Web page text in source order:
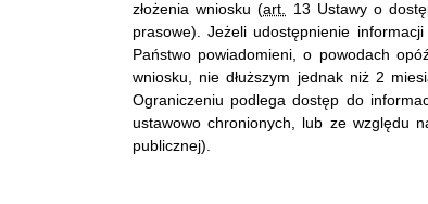
złożenia wniosku (art. 13 Ustawy o
prasowe). Jeżeli udostępnienie
Państwo powiadomieni, o powodach
wniosku, nie dłuższym jednak niż 2
Ograniczeniu podlega dostęp do
ustawowo chronionych, lub ze względu
publicznej).